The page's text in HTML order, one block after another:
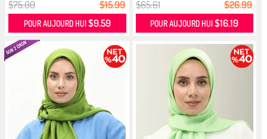
$75.00 $15.99
POUR AUJOURD HUI $9.59
$65.61 $26.99
POUR AUJOURD HUI$16.19